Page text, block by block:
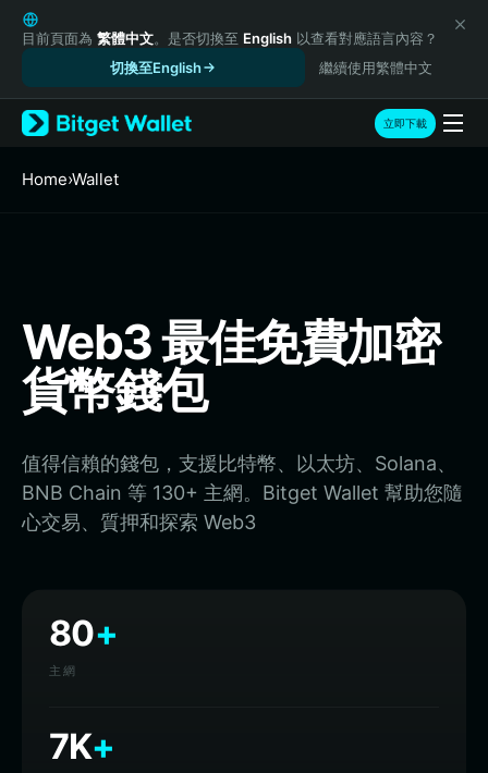
English
日本語
Русский
Español (Latinoamérica)
Türkçe
Italiano
Bahasa Indonesia
ภาษาไทย
हिन्दी
Português (Brasil)
Español (Argentina)
目前頁面為 繁體中文。是否切換至 English 以查看對應語言內容？
切換至English
繼續使用繁體中文
立即下載
Home›Wallet
Web3 最佳免費加密
貨幣錢包
值得信賴的錢包，支援比特幣、以太坊、Solana、
BNB Chain 等 130+ 主網。Bitget Wallet 幫助您隨
心交易、質押和探索 Web3
80+
主網
7K+